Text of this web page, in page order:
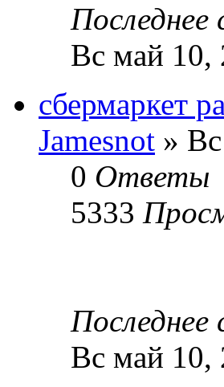
Вс май 10,
сбермаркет
Jamesnot »
0 Ответы
5333
Вс май 10,